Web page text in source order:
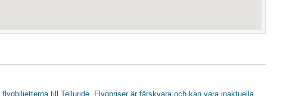
till Telluride. Flygpriser är färskvara och kan vara inaktuella.